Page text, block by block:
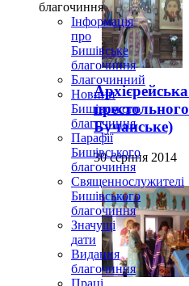
Бучанське)
30 серпня 2014
благочиння
Інформація
про
Бишівське
благочиння
Благочинний
Новини
Бишівського
благочиння
Парафії
Бишівського
благочиння
Священнослужителі
Бишівського
благочиння
Значущі
дати
Видання
благочиння
Праці